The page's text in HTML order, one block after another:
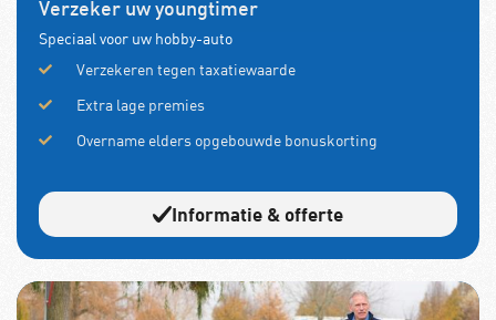
Verzeker uw youngtimer
Speciaal voor uw hobby-auto
Verzekeren tegen taxatiewaarde
Extra lage premies
Overname elders opgebouwde bonuskorting
Informatie & offerte